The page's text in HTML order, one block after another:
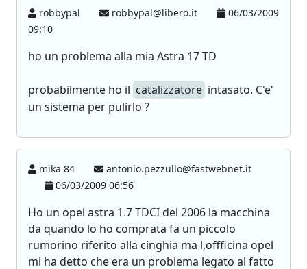
robbypal robbypal@libero.it
06/03/2009
09:10
ho un problema alla mia Astra 17 TD
probabilmente ho il catalizzatore intasato. C'e'
un sistema per pulirlo ?
mika 84
antonio.pezzullo@fastwebnet.it
06/03/2009 06:56
Ho un opel astra 1.7 TDCI del 2006 la macchina
da quando lo ho comprata fa un piccolo
rumorino riferito alla cinghia ma l,offficina opel
mi ha detto che era un problema legato al fatto